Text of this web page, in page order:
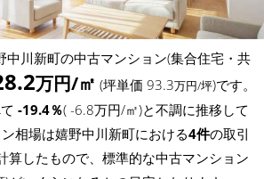
中川新町の中古マンション(集合住宅・共
万円/㎡ (坪単価 93.3万円/坪)です。
-19.4％( -6.8万円/㎡)と不調に推移して
相場は嬉野中川新町における4件の取引
算したもので、標準的な中古マンション